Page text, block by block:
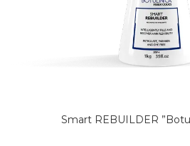
Smart REBUILDER